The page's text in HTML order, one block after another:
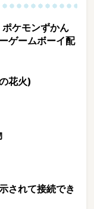
ケモンずかん
ゲームボーイ配
花火)
されて接続でき